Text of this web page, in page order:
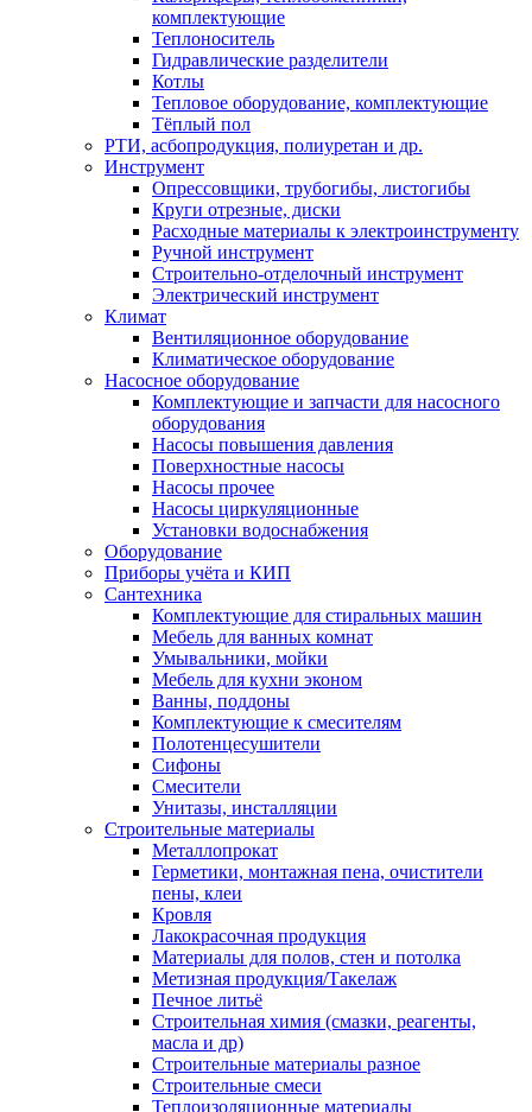
комплектующие
Теплоноситель
Гидравлические разделители
Котлы
Тепловое оборудование, комплектующие
Тёплый пол
РТИ, асбопродукция, полиуретан и др.
Инструмент
Опрессовщики, трубогибы, листогибы
Круги отрезные, диски
Расходные материалы к электроинструменту
Ручной инструмент
Строительно-отделочный инструмент
Электрический инструмент
Климат
Вентиляционное оборудование
Климатическое оборудование
Насосное оборудование
Комплектующие и запчасти для насосного
оборудования
Насосы повышения давления
Поверхностные насосы
Насосы прочее
Насосы циркуляционные
Установки водоснабжения
Оборудование
Приборы учёта и КИП
Сантехника
Комплектующие для стиральных машин
Мебель для ванных комнат
Умывальники, мойки
Мебель для кухни эконом
Ванны, поддоны
Комплектующие к смесителям
Полотенцесушители
Сифоны
Смесители
Унитазы, инсталляции
Строительные материалы
Металлопрокат
Герметики, монтажная пена, очистители
пены, клеи
Кровля
Лакокрасочная продукция
Материалы для полов, стен и потолка
Метизная продукция/Такелаж
Печное литьё
Строительная химия (смазки, реагенты,
масла и др)
Строительные материалы разное
Строительные смеси
Теплоизоляционные материалы